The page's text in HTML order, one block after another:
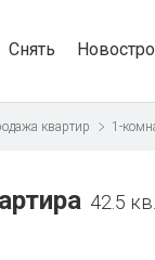
Снять
квартир 1-
42.5